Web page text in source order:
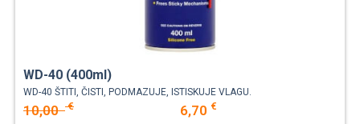
WD-40 (400ml)
WD-40 ŠTITI, ČISTI, PODMAZUJE, ISTISKUJE VLAGU.
10,00€ 6,70 €